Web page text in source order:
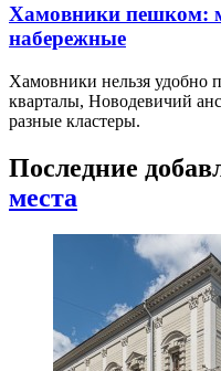
Хамовники пешком:
набережные
Хамовники нельзя удобно
кварталы, Новодевичий
разные кластеры.
Последние
места